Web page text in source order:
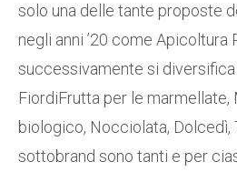
solo una delle tante proposte
negli anni ’20 come Apicoltura
successivamente si
FiordiFrutta per le marmellate,
biologico, Nocciolata, Dolcedì,
sottobrand sono tanti e per